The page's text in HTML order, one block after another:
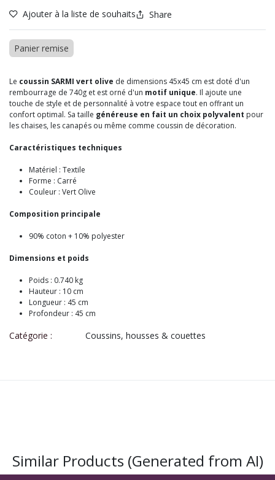
Ajouter à la liste de souhaits Share
Panier remise
Le coussin SARMI vert olive de dimensions 45x45 cm est doté d'un
rembourrage de 740g et est orné d'un motif unique. Il ajoute une
touche de style et de personnalité à votre espace tout en offrant un
confort optimal. Sa taille généreuse en fait un choix polyvalent pour
les chaises, les canapés ou même comme coussin de décoration.
Caractéristiques techniques
Matériel : Textile
Forme : Carré
Couleur : Vert Olive
Composition principale
90% coton + 10% polyester
Dimensions et poids
Poids : 0.740 kg
Hauteur : 10 cm
Longueur : 45 cm
Profondeur : 45 cm
Catégorie : Coussins, housses & couettes
Similar Products (Generated from AI)